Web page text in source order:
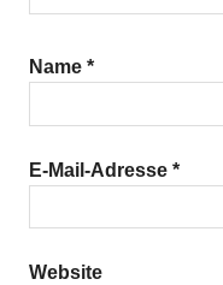
Name *
E-Mail-Adresse *
Website